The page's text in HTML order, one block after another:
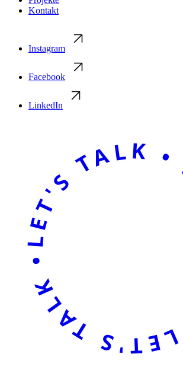
Kontakt
Instagram
Facebook
LinkedIn
LET'S TALK • SAY HELLO •